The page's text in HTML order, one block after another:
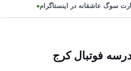
سوگ عاشقانه در اینستاگرام •
فوتبال کرج